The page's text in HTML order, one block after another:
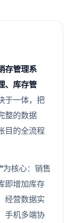
存管理系
、库存管
于一体，把
整的数据
目的全流程
为核心：销售
即增加库存
经营数据实
手机多端协